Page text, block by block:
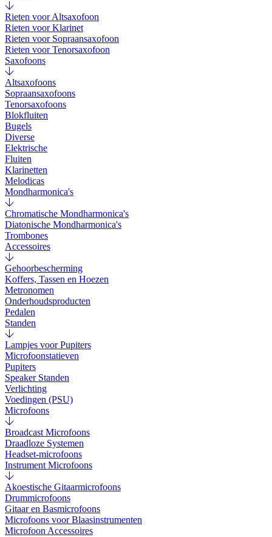
Rieten voor Altsaxofoon
Rieten voor Klarinet
Rieten voor Sopraansaxofoon
Rieten voor Tenorsaxofoon
Saxofoons
Altsaxofoons
Sopraansaxofoons
Tenorsaxofoons
Blokfluiten
Bugels
Diverse
Elektrische
Fluiten
Klarinetten
Melodicas
Mondharmonica's
Chromatische Mondharmonica's
Diatonische Mondharmonica's
Trombones
Accessoires
Gehoorbescherming
Koffers, Tassen en Hoezen
Metronomen
Onderhoudsproducten
Pedalen
Standen
Lampjes voor Pupiters
Microfoonstatieven
Pupiters
Speaker Standen
Verlichting
Voedingen (PSU)
Microfoons
Broadcast Microfoons
Draadloze Systemen
Headset-microfoons
Instrument Microfoons
Akoestische Gitaarmicrofoons
Drummicrofoons
Gitaar en Basmicrofoons
Microfoons voor Blaasinstrumenten
Microfoon Accessoires